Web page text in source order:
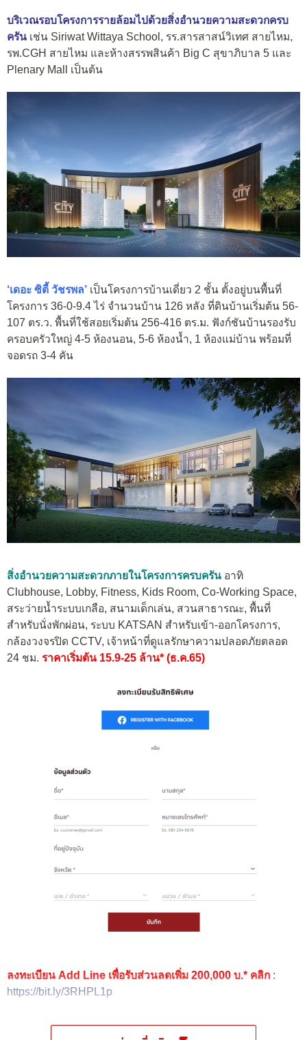
บริเวณรอบโครงการรายล้อมไปด้วยสิ่งอำนวยความสะดวกครบ
ครัน เช่น Siriwat Wittaya School, รร.สารสาสน์วิเทศ สายไหม,
รพ.CGH สายไหม และห้างสรรพสินค้า Big C สุขาภิบาล 5 และ
Plenary Mall เป็นต้น
‘เดอะ ซิตี้ วัชรพล’ เป็นโครงการบ้านเดี่ยว 2 ชั้น ตั้งอยู่บนพื้นที่
โครงการ 36-0-9.4 ไร่ จำนวนบ้าน 126 หลัง ที่ดินบ้านเริ่มต้น 56-
107 ตร.ว. พื้นที่ใช้สอยเริ่มต้น 256-416 ตร.ม. ฟังก์ชันบ้านรองรับ
ครอบครัวใหญ่ 4-5 ห้องนอน, 5-6 ห้องน้ำ, 1 ห้องแม่บ้าน พร้อมที่
จอดรถ 3-4 คัน
สิ่งอำนวยความสะดวกภายในโครงการครบครัน อาทิ
Clubhouse, Lobby, Fitness, Kids Room, Co-Working Space,
สระว่ายน้ำระบบเกลือ, สนามเด็กเล่น, สวนสาธารณะ, พื้นที่
สำหรับนั่งพักผ่อน, ระบบ KATSAN สำหรับเข้า-ออกโครงการ,
กล้องวงจรปิด CCTV, เจ้าหน้าที่ดูแลรักษาความปลอดภัยตลอด
24 ชม. ราคาเริ่มต้น 15.9-25 ล้าน* (ธ.ค.65)
ลงทะเบียน Add Line เพื่อรับส่วนลดเพิ่ม 200,000 บ.* คลิก :
https://bit.ly/3RHPL1p